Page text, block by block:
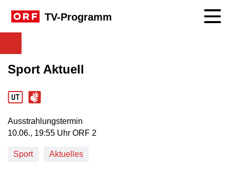
TV-Programm
Sport Aktuell
Ausstrahlungstermin
10. Juni, 19:55 Uhr in ORF 2
10.06., 19:55 Uhr ORF 2
Sport Aktuelles